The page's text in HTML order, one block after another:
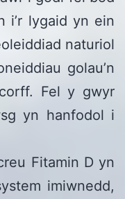
i’r lygaid yn ein
naturiol
golau’n
Fel y gwyr
yn hanfodol i
Fitamin D yn
imiwnedd,